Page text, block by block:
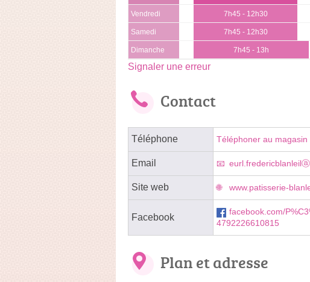
Vendredi 7h45 - 12h30
Samedi 7h45 - 12h30
Dimanche 7h45 - 13h
Signaler une erreur
Contact
Téléphone Téléphoner au magasin
Email
Site web www.patisserie-
Facebook
facebook.com/
4792226610815
Plan et adresse